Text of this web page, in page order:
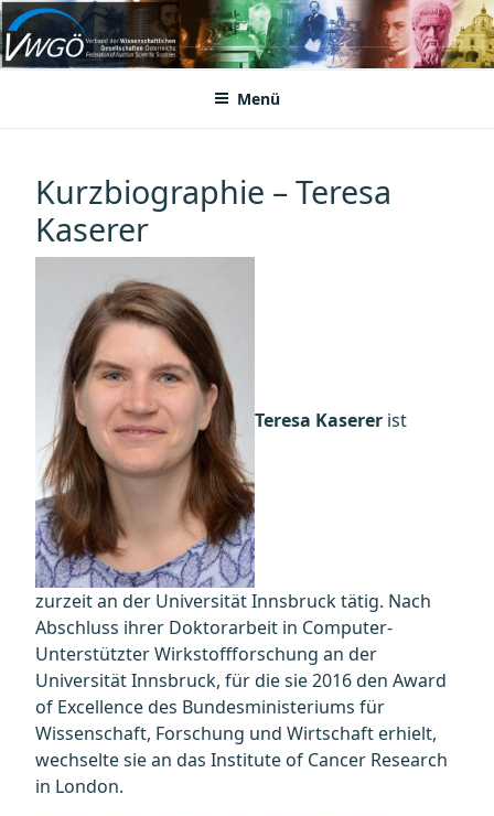
Zum
Inhalt
springenVWGÖ
Federation of Austrian Scientific Societies
Menü
Kurzbiographie – Teresa
Kaserer
Teresa Kaserer ist
zurzeit an der Universität Innsbruck tätig. Nach
Abschluss ihrer Doktorarbeit in Computer-
Unterstützter Wirkstoffforschung an der
Universität Innsbruck, für die sie 2016 den Award
of Excellence des Bundesministeriums für
Wissenschaft, Forschung und Wirtschaft erhielt,
wechselte sie an das Institute of Cancer Research
in London.